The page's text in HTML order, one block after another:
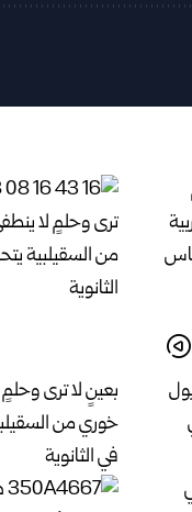
بعينٍ لا ترى
خوري من
في الثانوية